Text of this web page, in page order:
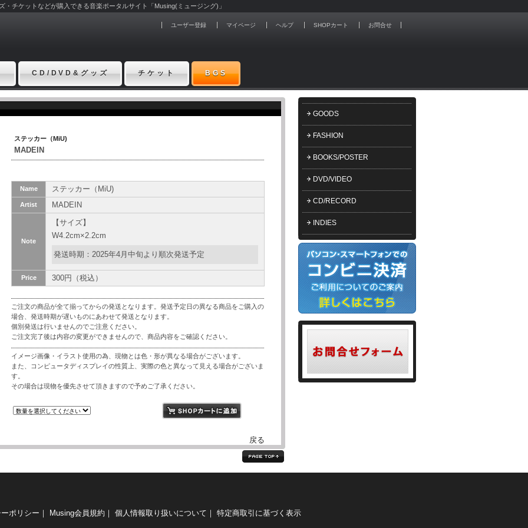
チケットなどが購入できる音楽ポータルサイト「Musing(ミュージング)」
ユーザー登録 マイページ ヘルプ SHOPカート お問合せ
CD/DVD&グッズ チケット BGS
GOODS
FASHION
BOOKS/POSTER
DVD/VIDEO
CD/RECORD
INDIES
ステッカー（MiU)
MADEIN
Name ステッカー（MiU)
Artist MADEIN
Note
【サイズ】
W4.2cm×2.2cm
発送時期：2025年4月中旬より順次発送予定
Price 300円（税込）
ご注文の商品が全て揃ってからの発送となります。発送予定日の異なる商品をご購入の
場合、発送時期が遅いものにあわせて発送となります。
個別発送は行いませんのでご注意ください。
ご注文完了後は内容の変更ができませんので、商品内容をご確認ください。
イメージ画像・イラスト使用の為、現物とは色・形が異なる場合がございます。
また、コンピュータディスプレイの性質上、実際の色と異なって見える場合がございま
す。
その場合は現物を優先させて頂きますので予めご了承ください。
戻る
ポリシー ｜ Musing会員規約 ｜ 個人情報取り扱いについて ｜ 特定商取引に基づく表示